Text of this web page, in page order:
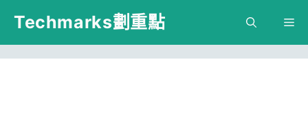
跳
主
Techmarks劃重點